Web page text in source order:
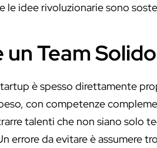
idee rivoluzionarie sono
Team
è spesso direttamente
con competenze
talenti che non siano solo
errore da evitare è assumere